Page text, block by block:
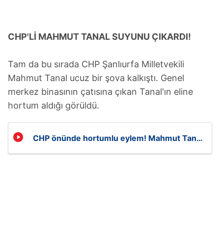
CHP'Lİ MAHMUT TANAL SUYUNU ÇIKARDI!
Tam da bu sırada CHP Şanlıurfa Milletvekili
Mahmut Tanal ucuz bir şova kalkıştı. Genel
merkez binasının çatısına çıkan Tanal'ın eline
hortum aldığı görüldü.
CHP önünde hortumlu eylem! Mahmut Tanal